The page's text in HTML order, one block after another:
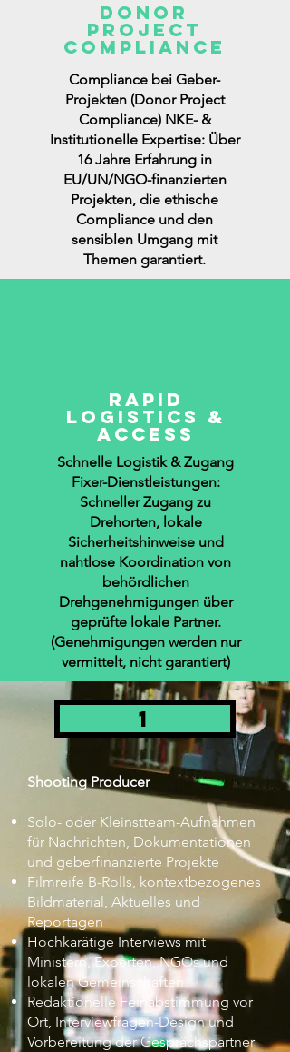
Donor
Project
Compliance
Compliance bei Geber-
Projekten (Donor Project
Compliance) NKE- &
Institutionelle Expertise: Über
16 Jahre Erfahrung in
EU/UN/NGO-finanzierten
Projekten, die ethische
Compliance und den
sensiblen Umgang mit
Themen garantiert.
Rapid
Logistics &
Access
Schnelle Logistik & Zugang
Fixer-Dienstleistungen:
Schneller Zugang zu
Drehorten, lokale
Sicherheitshinweise und
nahtlose Koordination von
behördlichen
Drehgenehmigungen über
geprüfte lokale Partner.
(Genehmigungen werden nur
vermittelt, nicht garantiert)
1
Shooting Producer
Solo- oder Kleinstteam-Aufnahmen
für Nachrichten, Dokumentationen
und geberfinanzierte Projekte
Filmreife B-Rolls, kontextbezogenes
Bildmaterial, Aktuelles und
Reportagen
Hochkarätige Interviews mit
Ministern, Experten, NGOs und
lokalen Gemeinschaften
Redaktionelle Feinabstimmung vor
Ort, Interviewfragen-Design und
Vorbereitung der Gesprächspartner